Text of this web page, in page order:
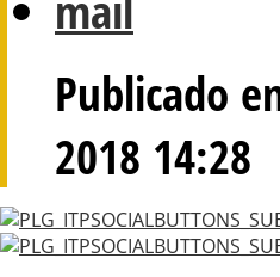
Publicado
2018 14:28